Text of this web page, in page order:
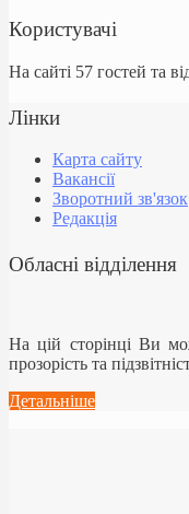
Користувачі
На сайті 57 гостей та
Лінки
Карта сайту
Вакансії
Зворотний зв'язок
Редакція
Обласні відділення
На цій сторінці Ви
прозорість та
Детальніше